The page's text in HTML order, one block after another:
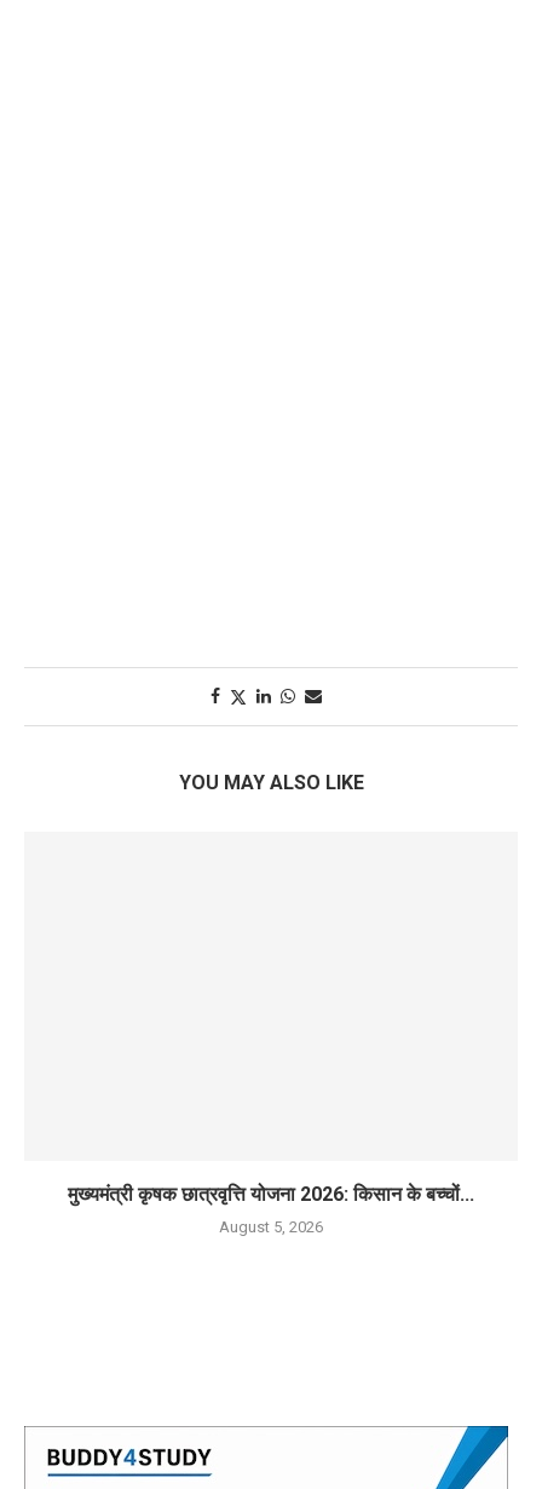
YOU MAY ALSO LIKE
मुख्यमंत्री कृषक छात्रवृत्ति योजना 2026: किसान के बच्चों...
August 5, 2026